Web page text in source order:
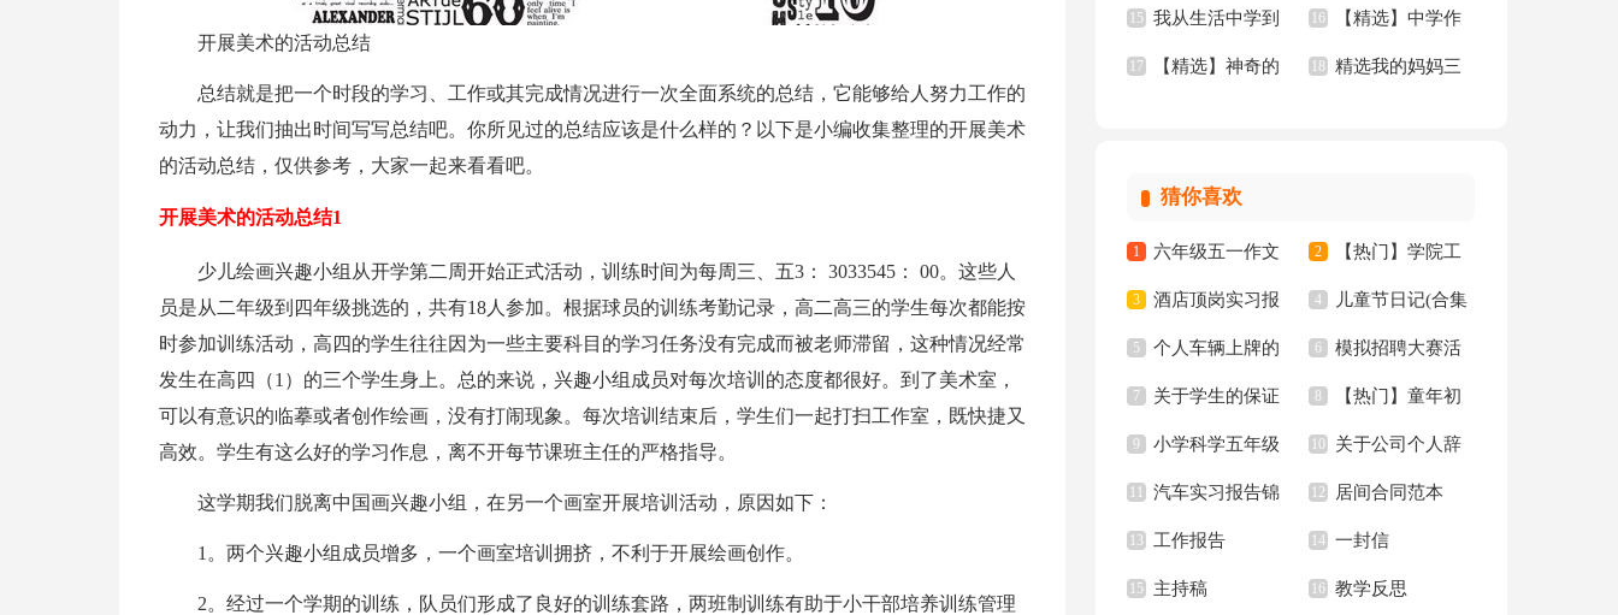
开展美术的活动总结
总结就是把一个时段的学习、工作或其完成情况进行一次全面系统的总结，它能够给人努力工作的
动力，让我们抽出时间写写总结吧。你所见过的总结应该是什么样的？以下是小编收集整理的开展美术
的活动总结，仅供参考，大家一起来看看吧。
开展美术的活动总结1
少儿绘画兴趣小组从开学第二周开始正式活动，训练时间为每周三、五3： 3033545： 00。这些人
员是从二年级到四年级挑选的，共有18人参加。根据球员的训练考勤记录，高二高三的学生每次都能按
时参加训练活动，高四的学生往往因为一些主要科目的学习任务没有完成而被老师滞留，这种情况经常
发生在高四（1）的三个学生身上。总的来说，兴趣小组成员对每次培训的态度都很好。到了美术室，
可以有意识的临摹或者创作绘画，没有打闹现象。每次培训结束后，学生们一起打扫工作室，既快捷又
高效。学生有这么好的学习作息，离不开每节课班主任的严格指导。
这学期我们脱离中国画兴趣小组，在另一个画室开展培训活动，原因如下：
1。两个兴趣小组成员增多，一个画室培训拥挤，不利于开展绘画创作。
2。经过一个学期的训练，队员们形成了良好的训练套路，两班制训练有助于小干部培养训练管理
文400字九篇 文汇总九篇
15 我从生活中学到
了语文作文(15篇)
16 【精选】中学作
文600字合集8篇
17 【精选】神奇的 18 精选我的妈妈三
猜你喜欢
1 六年级五一作文
300字集锦7篇
2 【热门】学院工
作计划四篇
3 酒店顶岗实习报
告十篇
4 儿童节日记(合集
15篇)
5 个人车辆上牌的
委托书
6 模拟招聘大赛活
动总结
7 关于学生的保证
书汇总八篇
8 【热门】童年初
中作文300字集锦十
篇
9 小学科学五年级
上册教学计划
10 关于公司个人辞
职报告汇总6篇
11 汽车实习报告锦
集八篇
12 居间合同范本
13 工作报告 14 一封信
15 主持稿 16 教学反思